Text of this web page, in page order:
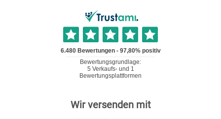
Wir versenden mit